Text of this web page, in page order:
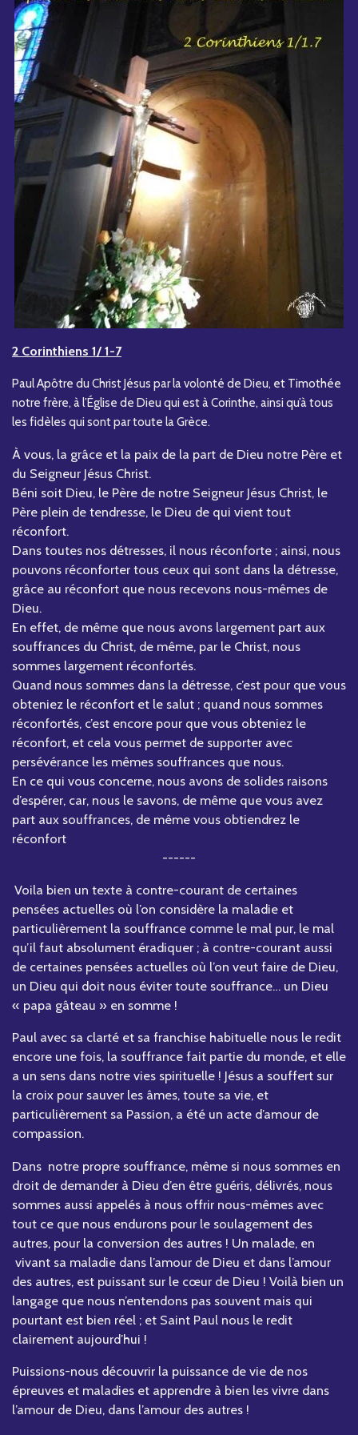
2 Corinthiens 1/ 1-7
Paul Apôtre du Christ Jésus par la volonté de Dieu, et Timothée
notre frère, à l’Église de Dieu qui est à Corinthe, ainsi qu’à tous
les fidèles qui sont par toute la Grèce.
À vous, la grâce et la paix de la part de Dieu notre Père et
du Seigneur Jésus Christ.
Béni soit Dieu, le Père de notre Seigneur Jésus Christ, le
Père plein de tendresse, le Dieu de qui vient tout
réconfort.
Dans toutes nos détresses, il nous réconforte ; ainsi, nous
pouvons réconforter tous ceux qui sont dans la détresse,
grâce au réconfort que nous recevons nous-mêmes de
Dieu.
En effet, de même que nous avons largement part aux
souffrances du Christ, de même, par le Christ, nous
sommes largement réconfortés.
Quand nous sommes dans la détresse, c’est pour que vous
obteniez le réconfort et le salut ; quand nous sommes
réconfortés, c’est encore pour que vous obteniez le
réconfort, et cela vous permet de supporter avec
persévérance les mêmes souffrances que nous.
En ce qui vous concerne, nous avons de solides raisons
d’espérer, car, nous le savons, de même que vous avez
part aux souffrances, de même vous obtiendrez le
réconfort
------
Voila bien un texte à contre-courant de certaines
pensées actuelles où l’on considère la maladie et
particulièrement la souffrance comme le mal pur, le mal
qu’il faut absolument éradiquer ; à contre-courant aussi
de certaines pensées actuelles où l’on veut faire de Dieu,
un Dieu qui doit nous éviter toute souffrance… un Dieu
« papa gâteau » en somme !
Paul avec sa clarté et sa franchise habituelle nous le redit
encore une fois, la souffrance fait partie du monde, et elle
a un sens dans notre vies spirituelle ! Jésus a souffert sur
la croix pour sauver les âmes, toute sa vie, et
particulièrement sa Passion, a été un acte d’amour de
compassion.
Dans notre propre souffrance, même si nous sommes en
droit de demander à Dieu d’en être guéris, délivrés, nous
sommes aussi appelés à nous offrir nous-mêmes avec
tout ce que nous endurons pour le soulagement des
autres, pour la conversion des autres ! Un malade, en
vivant sa maladie dans l’amour de Dieu et dans l’amour
des autres, est puissant sur le cœur de Dieu ! Voilà bien un
langage que nous n’entendons pas souvent mais qui
pourtant est bien réel ; et Saint Paul nous le redit
clairement aujourd’hui !
Puissions-nous découvrir la puissance de vie de nos
épreuves et maladies et apprendre à bien les vivre dans
l’amour de Dieu, dans l’amour des autres !